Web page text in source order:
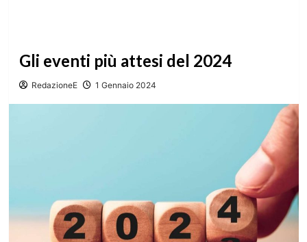
Gli eventi più attesi del 2024
RedazioneE 1 Gennaio 2024